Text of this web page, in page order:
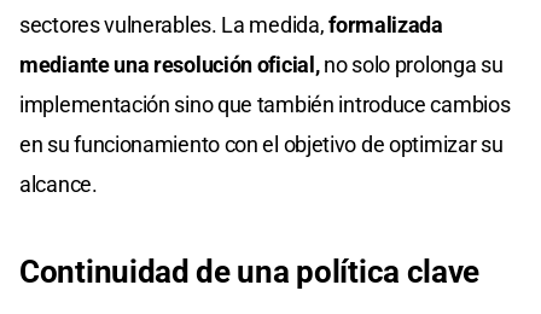
sectores vulnerables. La medida,formalizada
mediante una resolución oficial,no solo prolonga su
implementación sino que también introduce cambios
en su funcionamiento con el objetivo de optimizar su
alcance.
Continuidad de una política clave